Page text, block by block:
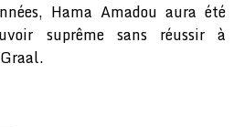
Hama Amadou aura été
suprême sans réussir à